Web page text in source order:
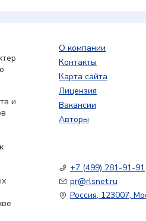
и
О компании
Контакты
Карта сайта
Лицензия
Вакансии
Авторы
+7 (499) 281-91-91
pr@rlsnet.ru
Россия, 123007,